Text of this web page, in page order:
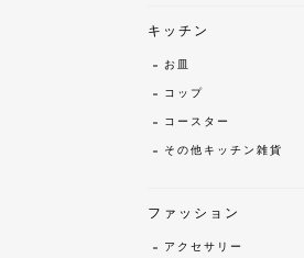
キッチン
お皿
コップ
コースター
その他キッチン雑貨
ファッション
アクセサリー